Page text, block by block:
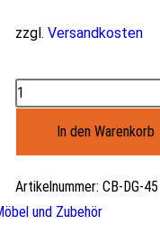
zzgl. Versandkosten
In den Warenkorb
Artikelnummer: CB-DG-45
und Zubehör